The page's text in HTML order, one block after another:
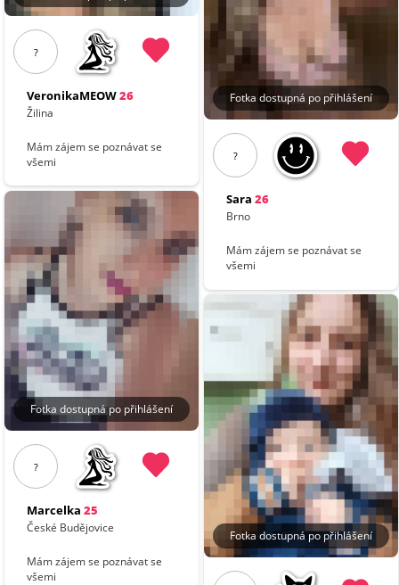
?
VeronikaMEOW26
Žilina
Mám zájem se poznávat se
všemi
Fotka dostupná po přihlášení
?
Marcelka 25
České Budějovice
Mám zájem se poznávat se
všemi
Fotka dostupná po přihlášení
?
Sara 26
Brno
Mám zájem se poznávat se
všemi
Fotka dostupná po přihlášení